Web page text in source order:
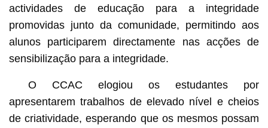
actividades de educação para a integridade
promovidas junto da comunidade, permitindo aos
alunos participarem directamente nas acções de
sensibilização para a integridade.
O CCAC elogiou os estudantes por
apresentarem trabalhos de elevado nível e cheios
de criatividade, esperando que os mesmos possam